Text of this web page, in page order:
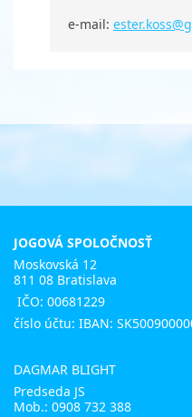
e-mail:
JOGOVÁ SPOLOČNOSŤ
Moskovská 12
811 08 Bratislava
IČO: 00681229
číslo účtu: IBAN:
DAGMAR BLIGHT
Predseda JS
Mob.: 0908 732 388